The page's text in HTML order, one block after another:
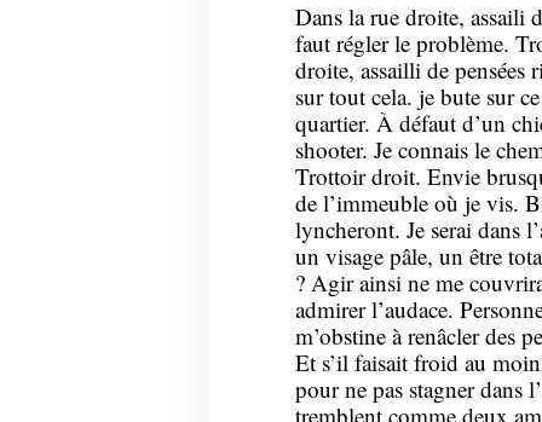
Dans la rue droite, assaili
faut régler le problème.
droite, assailli de pensées
sur tout cela. je bute sur
quartier. À défaut d’un
shooter. Je connais le
Trottoir droit. Envie
de l’immeuble où je vis.
lyncheront. Je serai dans
un visage pâle, un être
? Agir ainsi ne me
admirer l’audace.
m’obstine à renâcler des
Et s’il faisait froid au
pour ne pas stagner dans
tremblent comme deux